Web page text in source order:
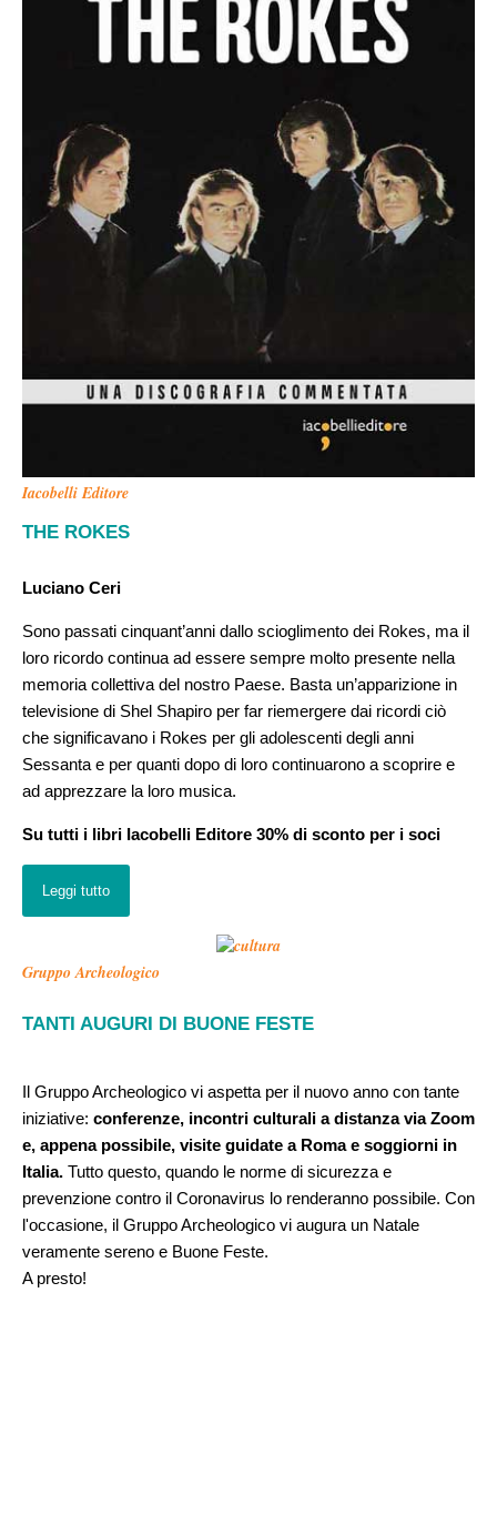
Iacobelli Editore
THE ROKES
Luciano Ceri
Sono passati cinquant’anni dallo scioglimento dei Rokes, ma il
loro ricordo continua ad essere sempre molto presente nella
memoria collettiva del nostro Paese. Basta un’apparizione in
televisione di Shel Shapiro per far riemergere dai ricordi ciò
che significavano i Rokes per gli adolescenti degli anni
Sessanta e per quanti dopo di loro continuarono a scoprire e
ad apprezzare la loro musica.
Su tutti i libri Iacobelli Editore 30% di sconto per i soci
Leggi tutto
Gruppo Archeologico
TANTI AUGURI DI BUONE FESTE
Il Gruppo Archeologico vi aspetta per il nuovo anno con tante
iniziative: conferenze, incontri culturali a distanza via Zoom
e, appena possibile, visite guidate a Roma e soggiorni in
Italia. Tutto questo, quando le norme di sicurezza e
prevenzione contro il Coronavirus lo renderanno possibile. Con
l'occasione, il Gruppo Archeologico vi augura un Natale
veramente sereno e Buone Feste.
A presto!